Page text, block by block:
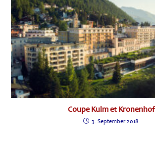
Coupe Kulm et Kronenhof
3. September 2018